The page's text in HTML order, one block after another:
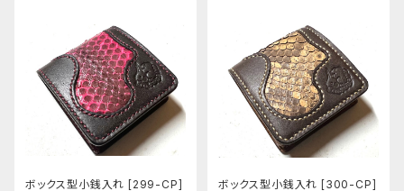
ボックス型小銭入れ [299-CP] ボックス型小銭入れ [300-CP]